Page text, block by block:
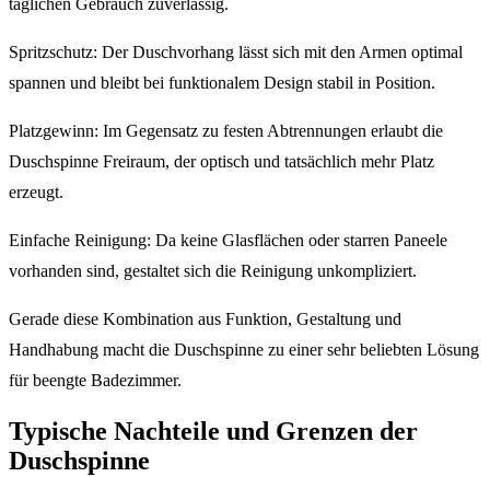
Spritzschutz: Der Duschvorhang lässt sich mit den Armen optimal
spannen und bleibt bei funktionalem Design stabil in Position.
Platzgewinn: Im Gegensatz zu festen Abtrennungen erlaubt die
Duschspinne Freiraum, der optisch und tatsächlich mehr Platz
erzeugt.
Einfache Reinigung: Da keine Glasflächen oder starren Paneele
vorhanden sind, gestaltet sich die Reinigung unkompliziert.
Gerade diese Kombination aus Funktion, Gestaltung und
Handhabung macht die Duschspinne zu einer sehr beliebten Lösung
für beengte Badezimmer.
Typische Nachteile und Grenzen der
Duschspinne